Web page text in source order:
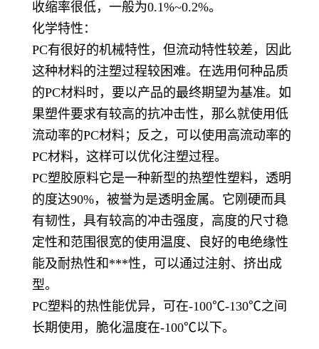
收缩率很低，一般为0.1%~0.2%。
化学特性：
PC有很好的机械特性，但流动特性较差，因此
这种材料的注塑过程较困难。在选用何种品质
的PC材料时，要以产品的最终期望为基准。如
果塑件要求有较高的抗冲击性，那么就使用低
流动率的PC材料；反之，可以使用高流动率的
PC材料，这样可以优化注塑过程。
PC塑胶原料它是一种新型的热塑性塑料，透明
的度达90%，被誉为是透明金属。它刚硬而具
有韧性，具有较高的冲击强度，高度的尺寸稳
定性和范围很宽的使用温度、良好的电绝缘性
能及耐热性和***性，可以通过注射、挤出成
型。
PC塑料的热性能优异，可在-100℃-130℃之间
长期使用，脆化温度在-100℃以下。